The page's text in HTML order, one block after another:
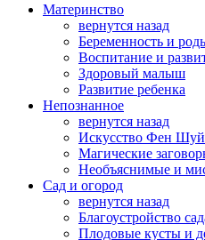
Материнство
вернутся назад
Беременность и
Воспитание и
Здоровый малыш
Развитие ребенка
Непознанное
вернутся назад
Искусство Фен Шуй
Магические
Необъяснимые и
Сад и огород
вернутся назад
Благоустройство
Плодовые кусты и